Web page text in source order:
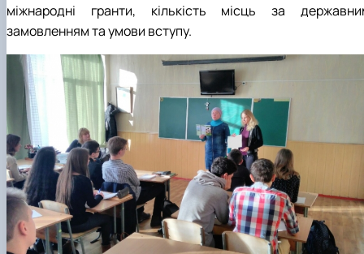
міжнародні гранти, кількість місць за
замовленням та умови вступу.